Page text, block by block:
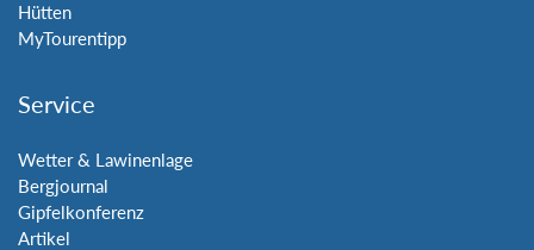
Hütten
MyTourentipp
Service
Wetter & Lawinenlage
Bergjournal
Gipfelkonferenz
Artikel